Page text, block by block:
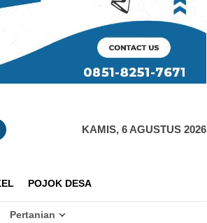
KAMIS, 6 AGUSTUS 2026
POJOK DESA
Pertanian